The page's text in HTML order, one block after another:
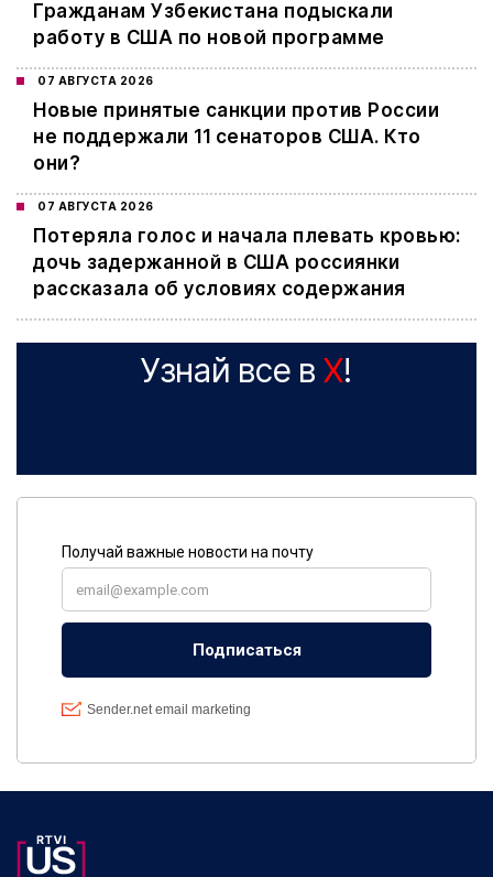
Гражданам Узбекистана подыскали
работу в США по новой программе
07 АВГУСТА 2026
Новые принятые санкции против России
не поддержали 11 сенаторов США. Кто
они?
07 АВГУСТА 2026
Потеряла голос и начала плевать кровью:
дочь задержанной в США россиянки
рассказала об условиях содержания
Узнай все в X!